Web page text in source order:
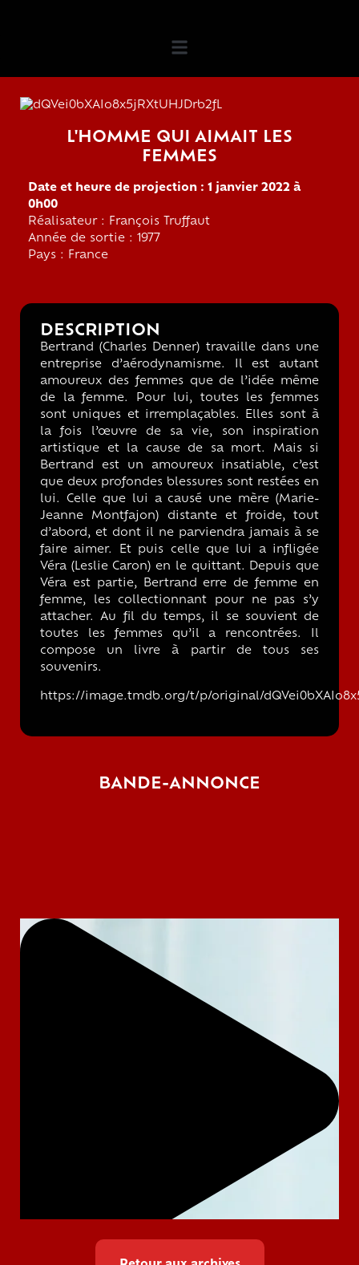
L'HOMME QUI AIMAIT LES
FEMMES
Date et heure de projection : 1 janvier 2022 à
0h00
Réalisateur : François Truffaut
Année de sortie : 1977
Pays : France
DESCRIPTION
Bertrand (Charles Denner) travaille dans une
entreprise d’aérodynamisme. Il est autant
amoureux des femmes que de l’idée même
de la femme. Pour lui, toutes les femmes
sont uniques et irremplaçables. Elles sont à
la fois l’œuvre de sa vie, son inspiration
artistique et la cause de sa mort. Mais si
Bertrand est un amoureux insatiable, c’est
que deux profondes blessures sont restées en
lui. Celle que lui a causé une mère (Marie-
Jeanne Montfajon) distante et froide, tout
d’abord, et dont il ne parviendra jamais à se
faire aimer. Et puis celle que lui a infligée
Véra (Leslie Caron) en le quittant. Depuis que
Véra est partie, Bertrand erre de femme en
femme, les collectionnant pour ne pas s’y
attacher. Au fil du temps, il se souvient de
toutes les femmes qu’il a rencontrées. Il
compose un livre à partir de tous ses
souvenirs.
https://image.tmdb.org/t/p/original/
BANDE-ANNONCE